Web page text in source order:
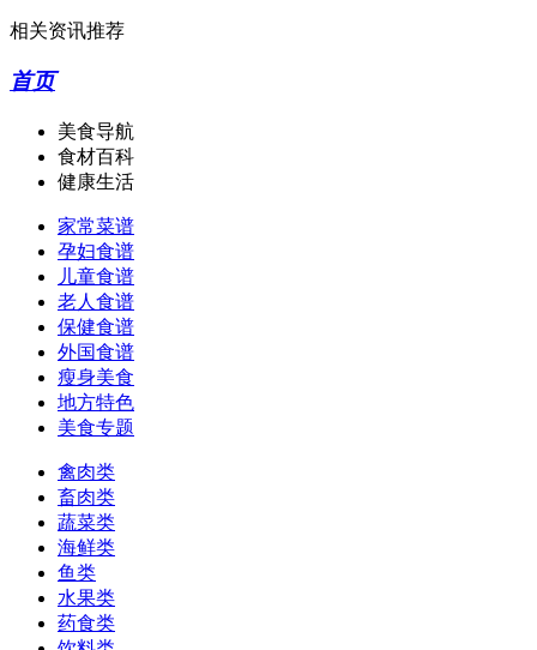
相关资讯推荐
首页
美食导航
食材百科
健康生活
家常菜谱
孕妇食谱
儿童食谱
老人食谱
保健食谱
外国食谱
瘦身美食
地方特色
美食专题
禽肉类
畜肉类
蔬菜类
海鲜类
鱼类
水果类
药食类